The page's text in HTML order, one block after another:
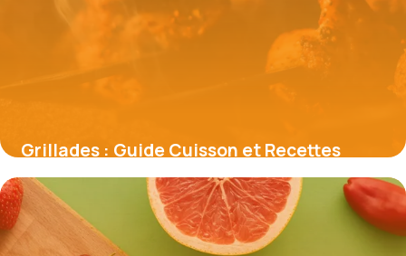
Grillades : Guide Cuisson et Recettes
Saines
31 mai 2026